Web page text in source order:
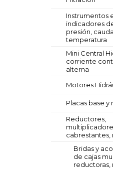
Instrumentos
indicadores
presión,
temperatura
Mini Central
corriente
alterna
Motores
Placas base y
Reductores,
Bridas y
de cajas
reductoras,